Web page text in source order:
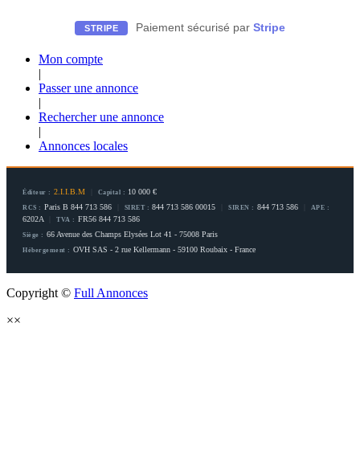
STRIPE Paiement sécurisé par Stripe
Mon compte
|
Passer une annonce
|
Rechercher une annonce
|
Annonces locales
Éditeur : 2.I.I.B.M Capital : 10 000 €
RCS : Paris B 844 713 586 SIRET : 844 713 586 00015 SIREN : 844 713 586 APE :
6202A TVA : FR56 844 713 586
Siège : 66 Avenue des Champs Elysées Lot 41 - 75008 Paris
Hébergement : OVH SAS - 2 rue Kellermann - 59100 Roubaix - France
Copyright © Full Annonces
××